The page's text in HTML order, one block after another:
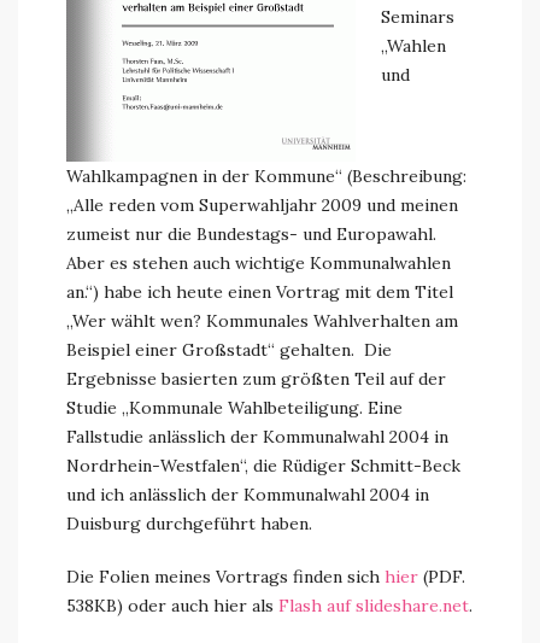
Seminars
„Wahlen
und
Wahlkampagnen in der Kommune“ (Beschreibung:
„Alle reden vom Superwahljahr 2009 und meinen
zumeist nur die Bundestags- und Europawahl.
Aber es stehen auch wichtige Kommunalwahlen
an.“) habe ich heute einen Vortrag mit dem Titel
„Wer wählt wen? Kommunales Wahlverhalten am
Beispiel einer Großstadt“ gehalten. Die
Ergebnisse basierten zum größten Teil auf der
Studie „Kommunale Wahlbeteiligung. Eine
Fallstudie anlässlich der Kommunalwahl 2004 in
Nordrhein-Westfalen“, die Rüdiger Schmitt-Beck
und ich anlässlich der Kommunalwahl 2004 in
Duisburg durchgeführt haben.
Die Folien meines Vortrags finden sich hier (PDF.
538KB) oder auch hier als Flash auf slideshare.net.